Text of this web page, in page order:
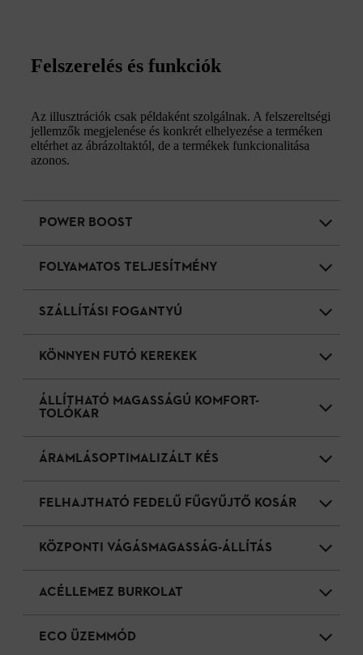
Felszerelés és funkciók
Az illusztrációk csak példaként szolgálnak. A felszereltségi
jellemzők megjelenése és konkrét elhelyezése a terméken
eltérhet az ábrázoltaktól, de a termékek funkcionalitása
azonos.
POWER BOOST
FOLYAMATOS TELJESÍTMÉNY
SZÁLLÍTÁSI FOGANTYÚ
KÖNNYEN FUTÓ KEREKEK
ÁLLÍTHATÓ MAGASSÁGÚ KOMFORT-
TOLÓKAR
ÁRAMLÁSOPTIMALIZÁLT KÉS
FELHAJTHATÓ FEDELŰ FŰGYŰJTŐ KOSÁR
KÖZPONTI VÁGÁSMAGASSÁG-ÁLLÍTÁS
ACÉLLEMEZ BURKOLAT
ECO ÜZEMMÓD